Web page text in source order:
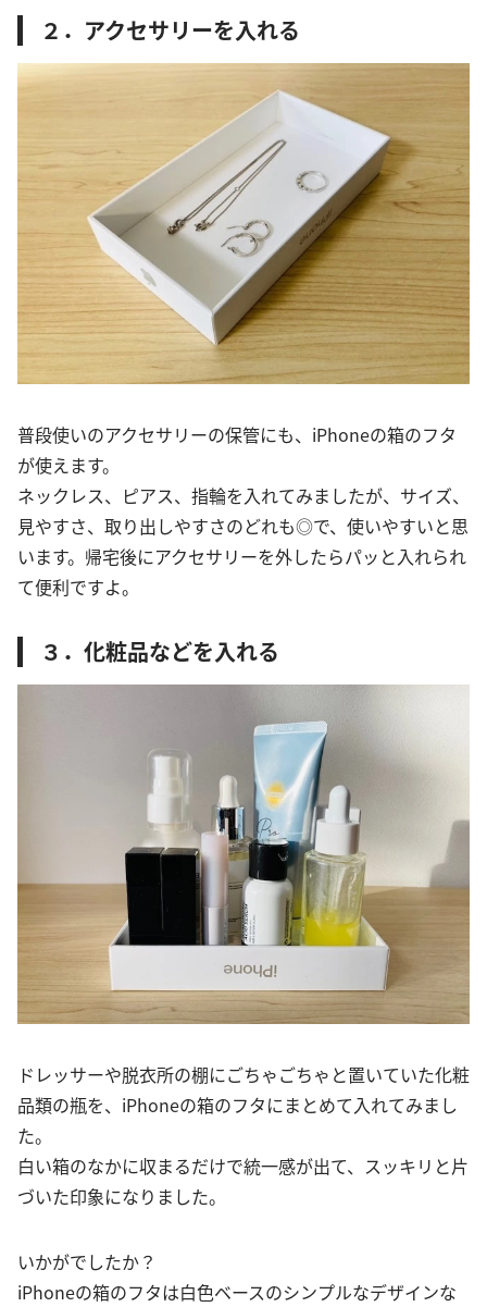
２．アクセサリーを入れる
普段使いのアクセサリーの保管にも、iPhoneの箱のフタ
が使えます。
ネックレス、ピアス、指輪を入れてみましたが、サイズ、
見やすさ、取り出しやすさのどれも◎で、使いやすいと思
います。帰宅後にアクセサリーを外したらパッと入れられ
て便利ですよ。
３．化粧品などを入れる
ドレッサーや脱衣所の棚にごちゃごちゃと置いていた化粧
品類の瓶を、iPhoneの箱のフタにまとめて入れてみまし
た。
白い箱のなかに収まるだけで統一感が出て、スッキリと片
づいた印象になりました。
いかがでしたか？
iPhoneの箱のフタは白色ベースのシンプルなデザインな